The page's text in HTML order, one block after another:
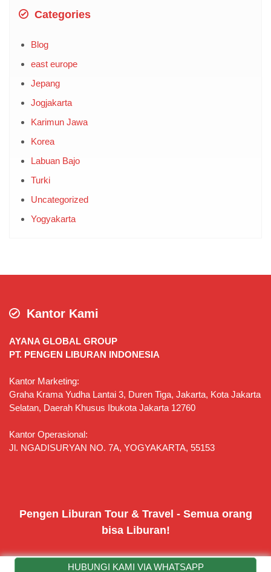
Categories
Blog
east europe
Jepang
Jogjakarta
Karimun Jawa
Korea
Labuan Bajo
Turki
Uncategorized
Yogyakarta
Kantor Kami
AYANA GLOBAL GROUP
PT. PENGEN LIBURAN INDONESIA
Kantor Marketing:
Graha Krama Yudha Lantai 3, Duren Tiga, Jakarta, Kota Jakarta
Selatan, Daerah Khusus Ibukota Jakarta 12760
Kantor Operasional:
Jl. NGADISURYAN NO. 7A, YOGYAKARTA, 55153
Pengen Liburan Tour & Travel - Semua orang
bisa Liburan!
HUBUNGI KAMI VIA WHATSAPP